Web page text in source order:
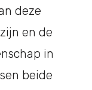
deze
en de
in
beide